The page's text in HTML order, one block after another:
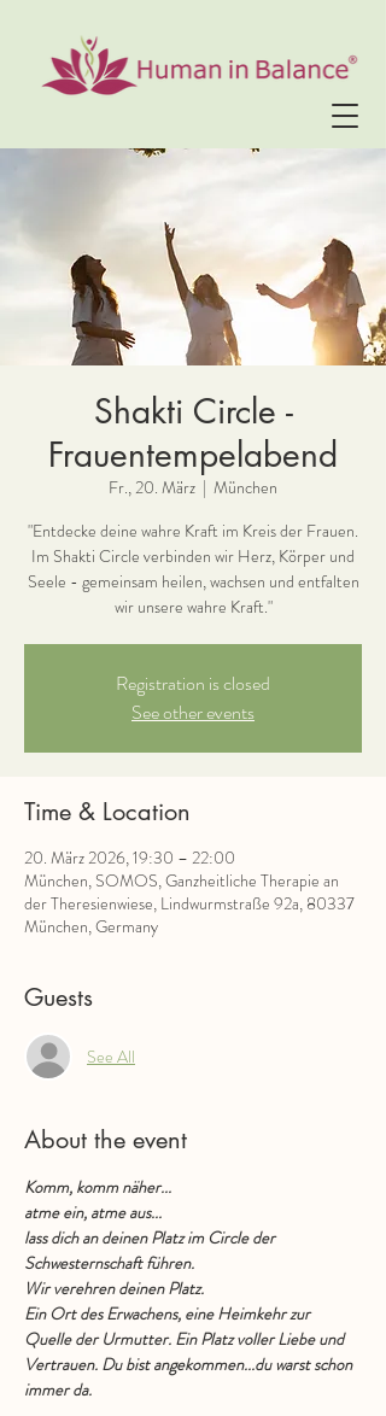
Shakti Circle -
Frauentempelabend
Fr., 20. März
  |
München
"Entdecke deine wahre Kraft im Kreis der Frauen.
Im Shakti Circle verbinden wir Herz, Körper und
Seele - gemeinsam heilen, wachsen und entfalten
wir unsere wahre Kraft."
Registration is closed
See other events
Time & Location
20. März 2026, 19:30 – 22:00
München, SOMOS, Ganzheitliche Therapie an
der Theresienwiese, Lindwurmstraße 92a, 80337
München, Germany
Guests
See All
About the event
Komm, komm näher...
atme ein, atme aus...
lass dich an deinen Platz im Circle der
Schwesternschaft führen.
Wir verehren deinen Platz.
Ein Ort des Erwachens, eine Heimkehr zur
Quelle der Urmutter. Ein Platz voller Liebe und
Vertrauen. Du bist angekommen...du warst schon
immer da.